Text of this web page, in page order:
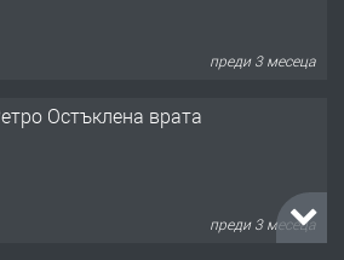
🌟HYUNDAI i10 - 2024 | Само 55 лв./